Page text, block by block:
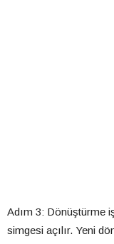
Adım 3: Dönüştürme
simgesi açılır. Yeni